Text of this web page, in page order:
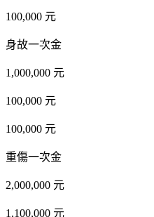
100,000 元
身故一次金
1,000,000 元
100,000 元
100,000 元
重傷一次金
2,000,000 元
1,100,000 元